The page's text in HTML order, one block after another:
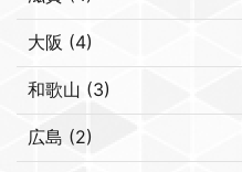
大阪 (4)
和歌山 (3)
広島 (2)